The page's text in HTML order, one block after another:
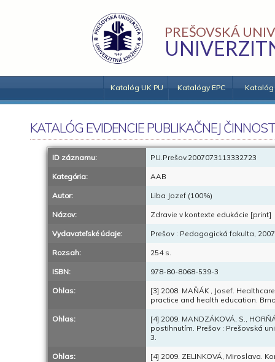
PREŠOVSKÁ
Katalóg UK PU Katalógy EPC Katalóg
KATALÓG EVIDENCIE PUBLIKAČNEJ
ID záznamu: PU.Prešov.2007073113332723
Kategória: AAB
Autor: Liba Jozef (100%)
Názov: Zdravie v kontexte edukácie [print]
Vydavateľské údaje: Prešov : Pedagogická fakulta, 2007
Rozsah: 254 s.
ISBN: 978-80-8068-539-3
Ohlas:
[3] 2008. MAŇÁK , Josef.
practice and health education.
Ohlas:
[4] 2009. MANDZÁKOVÁ, S.,
postihnutím. Prešov : Prešovská
3.
Ohlas:
[4] 2009. ZELINKOVÁ, Miroslava.